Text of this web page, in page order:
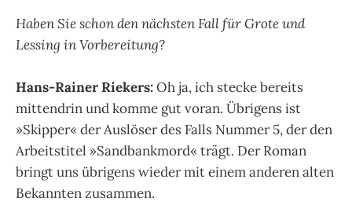
Haben Sie schon den nächsten Fall für Grote und
Lessing in Vorbereitung?
Hans-Rainer Riekers:Oh ja, ich stecke bereits
mittendrin und komme gut voran. Übrigens ist
»Skipper« der Auslöser des Falls Nummer 5, der den
Arbeitstitel »Sandbankmord« trägt. Der Roman
bringt uns übrigens wieder mit einem anderen alten
Bekannten zusammen.